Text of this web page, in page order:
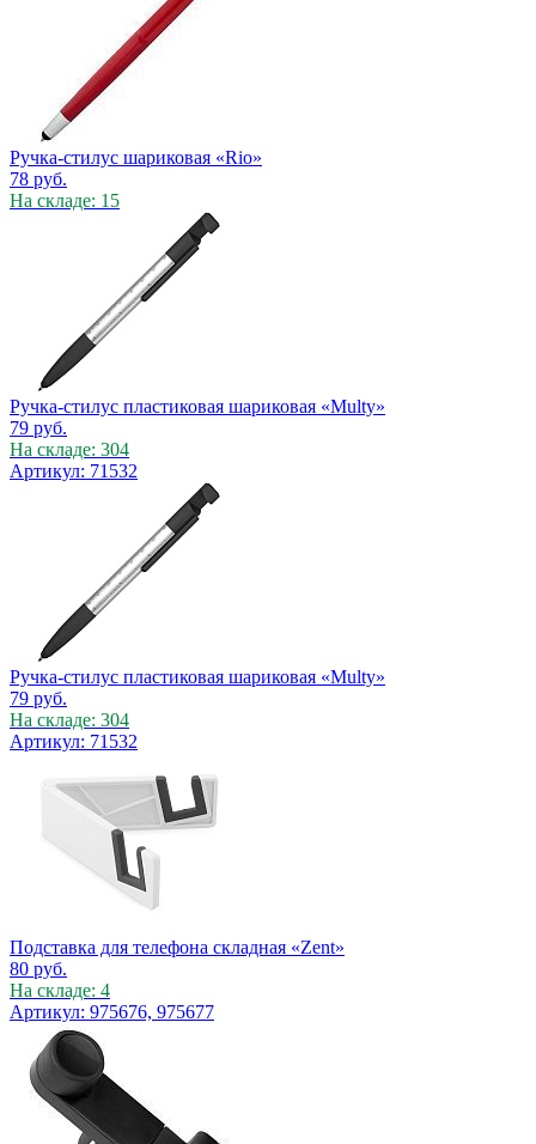
Ручка-стилус шариковая «Rio»
78 руб.
На складе: 15
Ручка-стилус пластиковая шариковая «Multy»
79 руб.
На складе: 304
Артикул: 71532
Ручка-стилус пластиковая шариковая «Multy»
79 руб.
На складе: 304
Артикул: 71532
Подставка для телефона складная «Zent»
80 руб.
На складе: 4
Артикул: 975676, 975677